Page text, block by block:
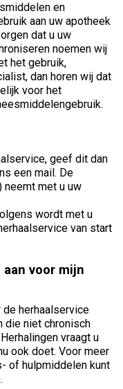
en
aan uw apotheek
dat u uw
noemen wij
het gebruik,
dan horen wij dat
voor het
geef dit dan
een mail. De
met u uw
wordt met u
van start
voor mijn
herhaalservice
die niet chronisch
vraagt u
ook doet. Voor meer
of hulpmiddelen kunt